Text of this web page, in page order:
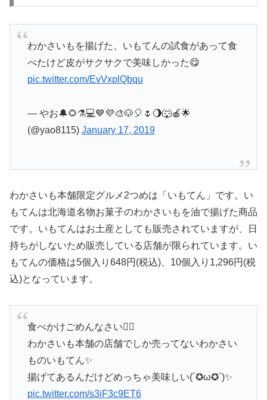
わかさいもを揚げた、いもてんの試食があって食
べたけど皮がサクサクで美味しかった😋
pic.twitter.com/EvVxplQbqu
— やお🔔🌻⚗️💻💙💜🎨🐶🎈🌷🌖🐺🍎🌟
(@yao8115) January 17, 2019
わかさいも本舗限定グルメ2つめは「いもてん」です。い
もてんは北海道名物お菓子のわかさいもを油で揚げた商品
です。いもてんはお土産としても販売されていますが、日
持ちがしないため販売している店舗が限られています。い
もてんの価格は5個入り648円(税込)、10個入り1,296円(税
込)となっています。
食べかけごめんなさい🙇‍♀️
わかさいも本舗の店舗でしか売ってないわかさい
ものいもてん✨
揚げてあるんだけどめっちゃ美味しい(´✪ω✪`)✨
pic.twitter.com/s3iF3c9ET6